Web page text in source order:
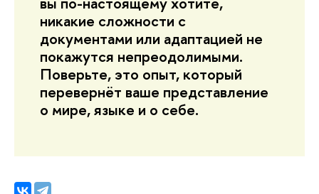
никакие сложности с
документами или адаптацией не
покажутся непреодолимыми.
Поверьте, это опыт, который
перевернёт ваше представление
о мире, языке и о себе.